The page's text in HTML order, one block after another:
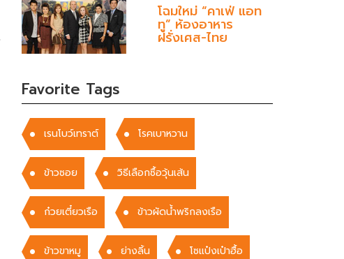
โฉมใหม่ “คาเฟ่ แอท
ทู” ห้องอาหาร
ฝรั่งเศส-ไทย
Favorite Tags
เรนโบว์เทราต์ โรคเบาหวาน
ข้าวซอย วิธีเลือกซื้อวุ้นเส้น
ก๋วยเตี๋ยวเรือ ข้าวผัดน้ำพริกลงเรือ
ข้าวขาหมู ย่างลิ้น โซแป๋งเป๋าฮื้อ